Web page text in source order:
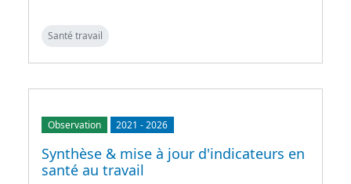
Santé travail
Observation 2021 -2026
Synthèse & mise à jour d'indicateurs en
santé au travail